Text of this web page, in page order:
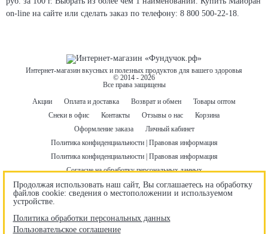
on-line на сайте или сделать заказ по телефону: 8 800 500-22-18.
Интернет-магазин вкусных и полезных продуктов для вашего здоровья
© 2014 - 2026
Все права защищены
Акции
Оплата и доставка Возврат и обмен
Товары оптом
Снеки в офис
Контакты Отзывы о нас
Корзина
Оформление заказа
Личный кабинет
Политика конфиденциальности | Правовая информация
Политика конфиденциальности | Правовая информация
Согласие на обработку персональных данных
Пользовательское соглашение
Договор оферты
Бонусная программа
Правила использования промокодов
Продолжая использовать наш сайт, Вы соглашаетесь на обработку
файлов cookie: сведения о местоположении и используемом
устройстве.
Политика обработки персональных данных
Пользовательское соглашение